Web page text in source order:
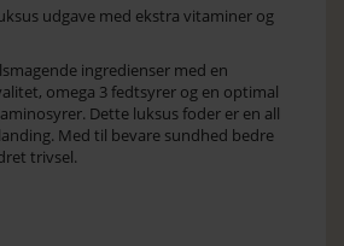
udgave med ekstra vitaminer og
ingredienser med en
omega 3 fedtsyrer og en optimal
Dette luksus foder er en all
Med til bevare sundhed bedre
trivsel.